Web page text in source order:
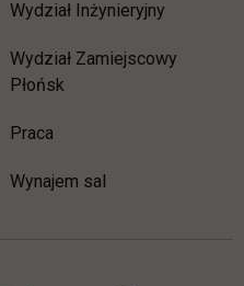
Wydział Inżynieryjny
Wydział Zamiejscowy
Płońsk
Praca
Wynajem sal